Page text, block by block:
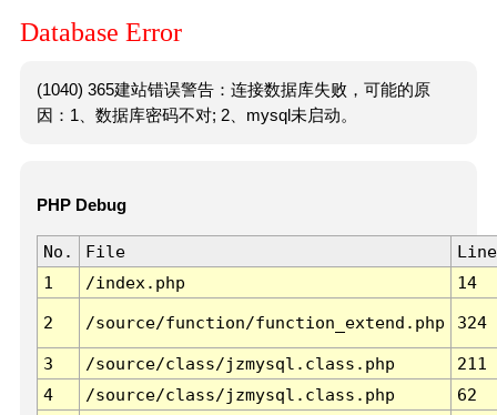
Database Error
(1040) 365建站错误警告：连接数据库失败，可能的原
因：1、数据库密码不对; 2、mysql未启动。
PHP Debug
No. File
Line
1
/index.php 14
2 /source/function/function_extend.php 324
3 /source/class/jzmysql.class.php
211
4
/source/class/jzmysql.class.php
62